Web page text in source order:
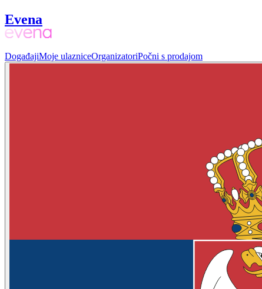
Evena
DogađajiMoje ulazniceOrganizatoriPočni s prodajom